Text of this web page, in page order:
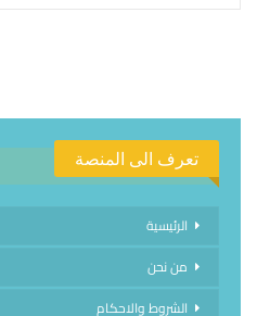
تعرف الى المنصة
الرئيسية
من نحن
الشروط والاحكام